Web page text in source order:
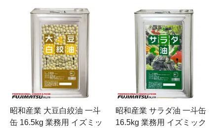
昭和産業 大豆白絞油 一斗
缶 16.5kg 業務用 イズミッ
昭和産業 サラダ油 一斗缶
16.5kg 業務用 イズミック